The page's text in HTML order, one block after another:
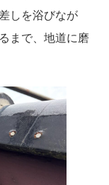
しを浴びなが
まで、地道に磨